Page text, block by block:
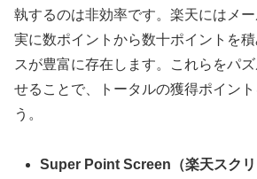
執するのは非効率です。楽天にはメ
実に数ポイントから数十ポイントを
スが豊富に存在します。これらをパ
せることで、トータルの獲得ポイン
う。
Super Point Screen（楽天スク